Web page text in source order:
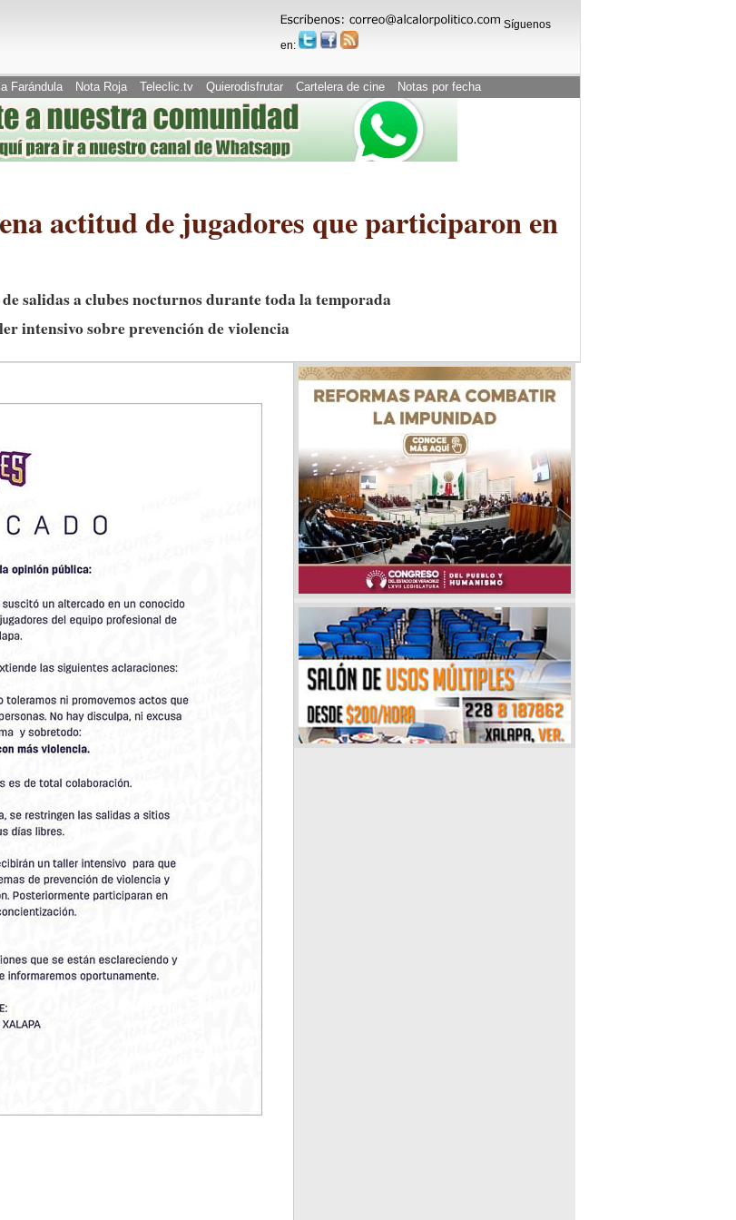
Síguenos
en:
Farándula Nota Roja Teleclic.tv Quierodisfrutar Cartelera de cine Notas por fecha
actitud de jugadores que participaron en
salidas a clubes nocturnos durante toda la temporada
intensivo sobre prevención de violencia